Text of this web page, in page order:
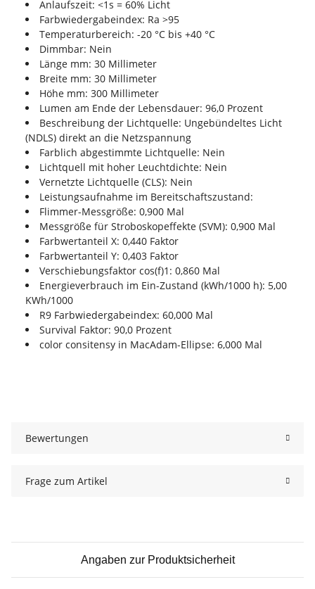
Anlaufszeit: <1s = 60% Licht
Farbwiedergabeindex: Ra >95
Temperaturbereich: -20 °C bis +40 °C
Dimmbar: Nein
Länge mm: 30 Millimeter
Breite mm: 30 Millimeter
Höhe mm: 300 Millimeter
Lumen am Ende der Lebensdauer: 96,0 Prozent
Beschreibung der Lichtquelle: Ungebündeltes Licht
(NDLS) direkt an die Netzspannung
Farblich abgestimmte Lichtquelle: Nein
Lichtquell mit hoher Leuchtdichte: Nein
Vernetzte Lichtquelle (CLS): Nein
Leistungsaufnahme im Bereitschaftszustand:
Flimmer-Messgröße: 0,900 Mal
Messgröße für Stroboskopeffekte (SVM): 0,900 Mal
Farbwertanteil X: 0,440 Faktor
Farbwertanteil Y: 0,403 Faktor
Verschiebungsfaktor cos(f)1: 0,860 Mal
Energieverbrauch im Ein-Zustand (kWh/1000 h): 5,00
KWh/1000
R9 Farbwiedergabeindex: 60,000 Mal
Survival Faktor: 90,0 Prozent
color consitensy in MacAdam-Ellipse: 6,000 Mal
Bewertungen
Frage zum Artikel
Angaben zur Produktsicherheit